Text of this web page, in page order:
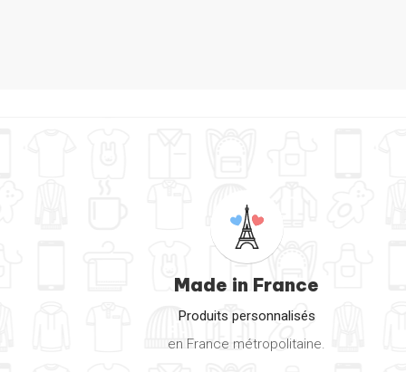
Made in France
Produits personnalisés
en France métropolitaine.